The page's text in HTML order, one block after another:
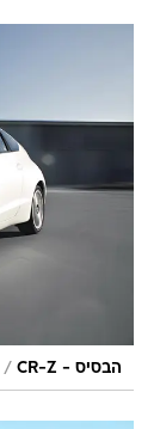
הבסיס - CR-Z /